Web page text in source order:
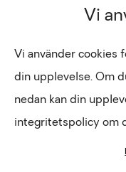
Vi
Vi använder cookies
din upplevelse. Om
nedan kan din
integritetspolicy om
Copyright